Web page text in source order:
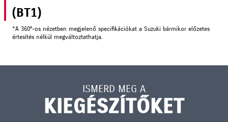
(BT1)
*A 360°-os nézetben megjelenő specifikációkat a Suzuki bármikor előzetes
értesítés nélkül megváltoztathatja.
ISMERD MEG A
KIEGÉSZÍTŐKET